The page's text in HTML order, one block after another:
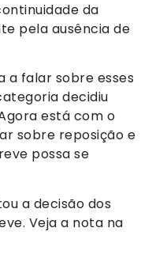
da
pela ausência de
a falar sobre esses
decidiu
está com o
sobre reposição e
possa se
a decisão dos
Veja a nota na